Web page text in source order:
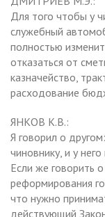
Для того чтобы у
служебный
полностью
отказаться от
казначейство,
расходование
ЯНКОВ К.В.:
Я говорил о
чиновнику, и у
Если же говорить
реформирования
что нужно
действующий